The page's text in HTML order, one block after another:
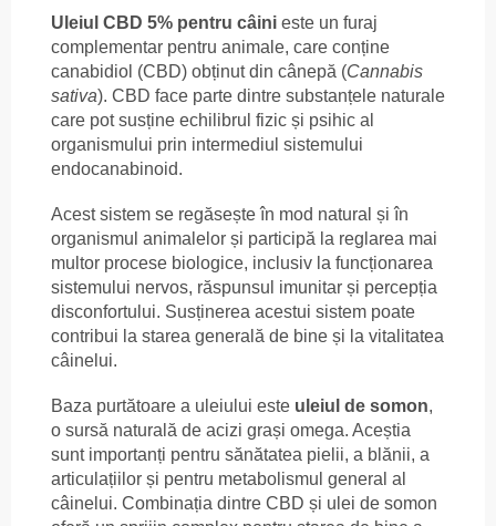
Uleiul CBD 5% pentru câini este un furaj
complementar pentru animale, care conține
canabidiol (CBD) obținut din cânepă (Cannabis
sativa). CBD face parte dintre substanțele naturale
care pot susține echilibrul fizic și psihic al
organismului prin intermediul sistemului
endocanabinoid.
Acest sistem se regăsește în mod natural și în
organismul animalelor și participă la reglarea mai
multor procese biologice, inclusiv la funcționarea
sistemului nervos, răspunsul imunitar și percepția
disconfortului. Susținerea acestui sistem poate
contribui la starea generală de bine și la vitalitatea
câinelui.
Baza purtătoare a uleiului este uleiul de somon,
o sursă naturală de acizi grași omega. Aceștia
sunt importanți pentru sănătatea pielii, a blănii, a
articulațiilor și pentru metabolismul general al
câinelui. Combinația dintre CBD și ulei de somon